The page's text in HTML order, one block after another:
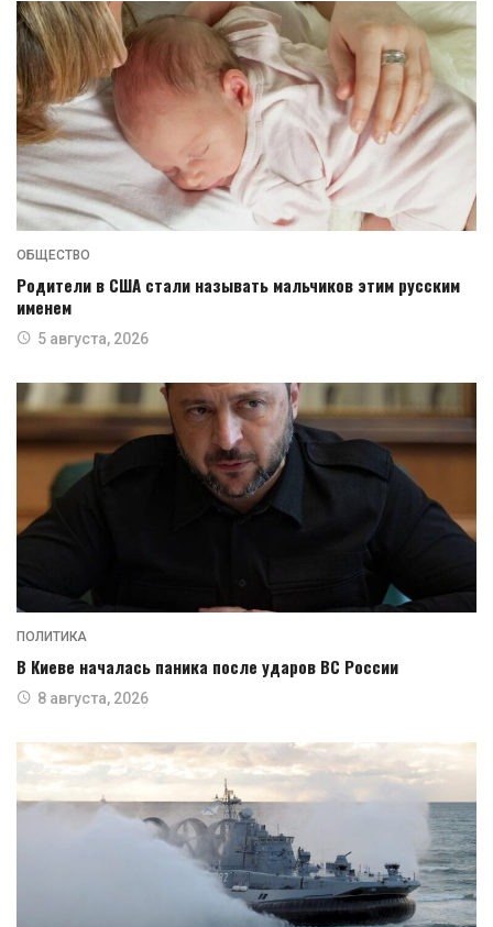
ОБЩЕСТВО
Родители в США стали называть мальчиков этим русским
именем
5 августа, 2026
ПОЛИТИКА
В Киеве началась паника после ударов ВС России
8 августа, 2026